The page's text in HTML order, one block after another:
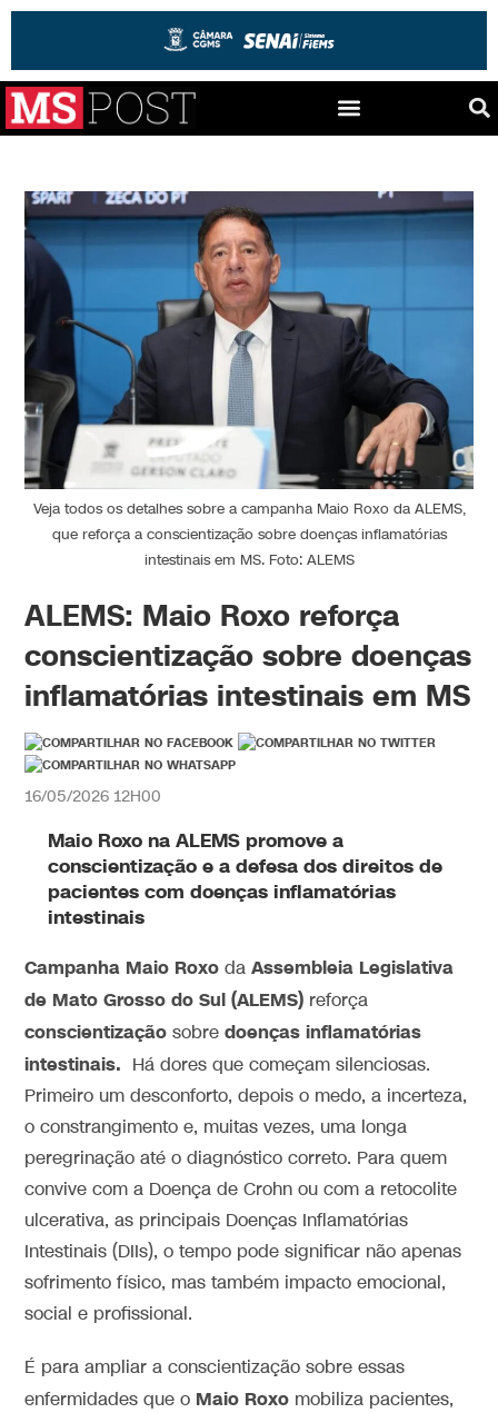
Veja todos os detalhes sobre a campanha Maio Roxo da ALEMS,
que reforça a conscientização sobre doenças inflamatórias
intestinais em MS. Foto: ALEMS
ALEMS: Maio Roxo reforça
conscientização sobre doenças
inflamatórias intestinais em MS
16/05/2026 12H00
Maio Roxo na ALEMS promove a
conscientização e a defesa dos direitos de
pacientes com doenças inflamatórias
intestinais
Campanha Maio Roxo daAssembleia Legislativa
de Mato Grosso do Sul (ALEMS) reforça
conscientizaçãosobre doenças inflamatórias
intestinais. Há dores que começam silenciosas.
Primeiro um desconforto, depois o medo, a incerteza,
o constrangimento e, muitas vezes, uma longa
peregrinação até o diagnóstico correto. Para quem
convive com a Doença de Crohn ou com a retocolite
ulcerativa, as principais Doenças Inflamatórias
Intestinais (DIIs), o tempo pode significar não apenas
sofrimento físico, mas também impacto emocional,
social e profissional.
É para ampliar a conscientização sobre essas
enfermidades que o Maio Roxo mobiliza pacientes,